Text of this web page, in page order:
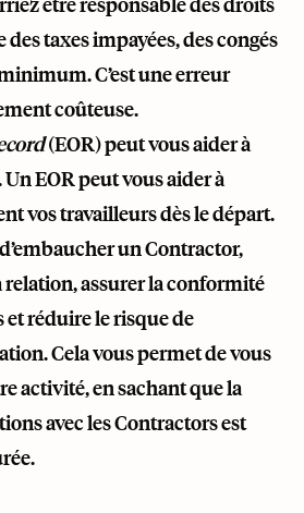
taxes impayées, des congés
C’est une erreur
coûteuse.
(EOR) peut vous aider à
EOR peut vous aider à
vos travailleurs dès le départ.
un Contractor,
relation, assurer la conformité
et réduire le risque de
Cela vous permet de vous
activité, en sachant que la
avec les Contractors est